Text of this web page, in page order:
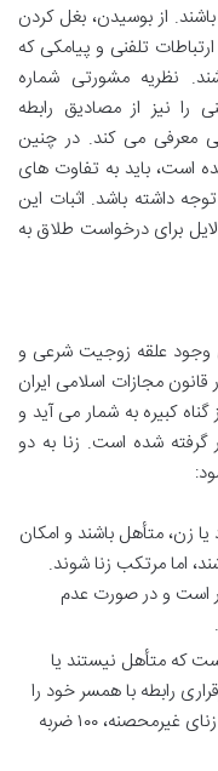
از بوسیدن، بغل کردن
تلفنی و پیامکی که
نظریه مشورتی شماره
تلفنی را نیز از مصادیق رابطه
معرفی می کند. در چنین
است، باید به تفاوت های
داشته باشد. اثبات این
برای درخواست طلاق به
وجود علقه زوجیت شرعی و
مجازات اسلامی ایران
کبیره به شمار می آید و
شده است. زنا به دو
زن، متأهل باشند و امکان
اما مرتکب زنا شوند.
است و در صورت عدم
که متأهل نیستند یا
رابطه با همسر خود را
ندارند و مرتکب زنا می شوند. مجازات زنای غیرمحصنه، ۱۰۰ ضربه